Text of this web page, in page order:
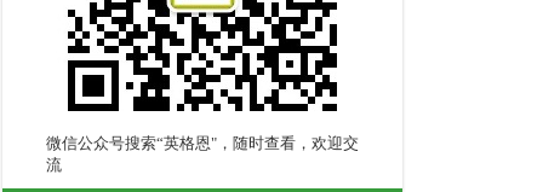
微信公众号搜索“英格恩"，随时查看，欢迎交
流